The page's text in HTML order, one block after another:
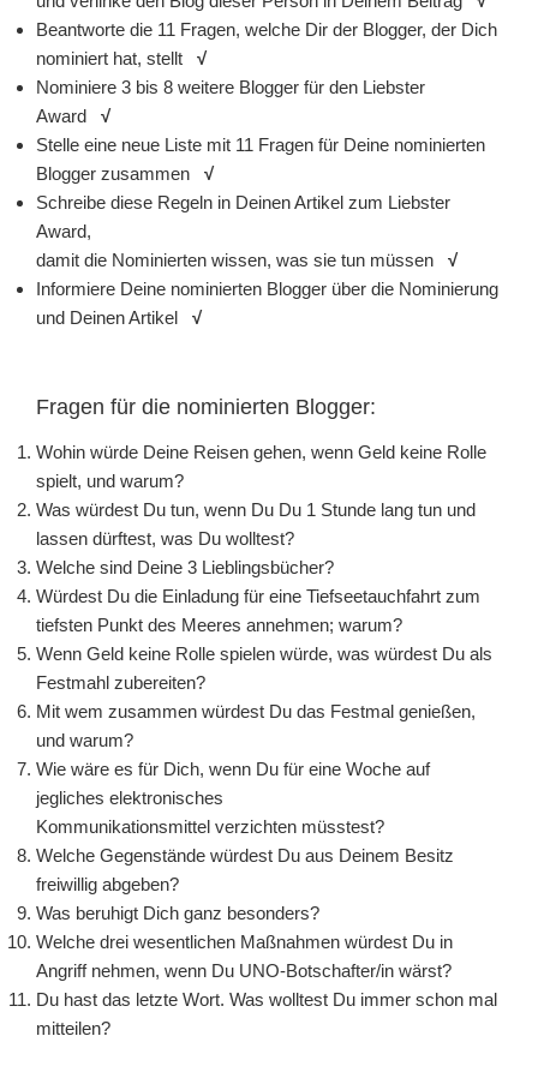
Beantworte die 11 Fragen, welche Dir der Blogger, der Dich
nominiert hat, stellt √
Nominiere 3 bis 8 weitere Blogger für den Liebster
Award √
Stelle eine neue Liste mit 11 Fragen für Deine nominierten
Blogger zusammen √
Schreibe diese Regeln in Deinen Artikel zum Liebster
Award,
damit die Nominierten wissen, was sie tun müssen √
Informiere Deine nominierten Blogger über die Nominierung
und Deinen Artikel √
Fragen für die nominierten Blogger:
Wohin würde Deine Reisen gehen, wenn Geld keine Rolle
spielt, und warum?
Was würdest Du tun, wenn Du Du 1 Stunde lang tun und
lassen dürftest, was Du wolltest?
Welche sind Deine 3 Lieblingsbücher?
Würdest Du die Einladung für eine Tiefseetauchfahrt zum
tiefsten Punkt des Meeres annehmen; warum?
Wenn Geld keine Rolle spielen würde, was würdest Du als
Festmahl zubereiten?
Mit wem zusammen würdest Du das Festmal genießen,
und warum?
Wie wäre es für Dich, wenn Du für eine Woche auf
jegliches elektronisches
Kommunikationsmittel verzichten müsstest?
Welche Gegenstände würdest Du aus Deinem Besitz
freiwillig abgeben?
Was beruhigt Dich ganz besonders?
Welche drei wesentlichen Maßnahmen würdest Du in
Angriff nehmen, wenn Du UNO-Botschafter/in wärst?
Du hast das letzte Wort. Was wolltest Du immer schon mal
mitteilen?